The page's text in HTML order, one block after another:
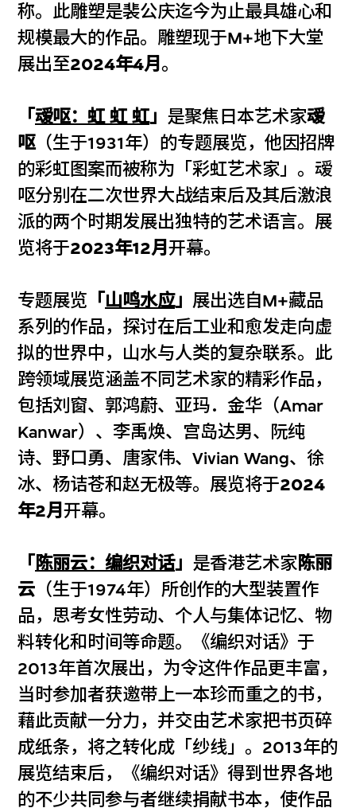
称。此雕塑是裴公庆迄今为止最具雄心和
规模最大的作品。雕塑现于M+地下大堂
展出至2024年4月。
「叆呕：虹 虹 虹」 是聚焦日本艺术家叆
呕（生于1931年）的专题展览，他因招牌
的彩虹图案而被称为「彩虹艺术家」。叆
呕分别在二次世界大战结束后及其后激浪
派的两个时期发展出独特的艺术语言。展
览将于2023年12月开幕。
专题展览 「 山鸣水应」 展出选自M+藏品
系列的作品，探讨在后工业和愈发走向虚
拟的世界中，山水与人类的复杂联系。此
跨领域展览涵盖不同艺术家的精彩作品，
包括刘窗、郭鸿蔚、亚玛．金华（Amar
Kanwar）、李禹焕、宫岛达男、阮纯
诗、野口勇、唐家伟、Vivian Wang、徐
冰、杨诘苍和赵无极等。展览将于2024
年2月开幕。
「 陈丽云：编织对话」 是香港艺术家陈丽
云 （生于1974年）所创作的大型装置作
品，思考女性劳动、个人与集体记忆、物
料转化和时间等命题。《编织对话》于
2013年首次展出，为令这件作品更丰富，
当时参加者获邀带上一本珍而重之的书，
藉此贡献一分力，并交由艺术家把书页碎
成纸条，将之转化成「纱线」。2013年的
展览结束后，《编织对话》得到世界各地
的不少共同参与者继续捐献书本，使作品